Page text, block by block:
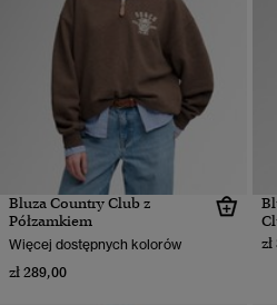
Bluza Country Club z
Półzamkiem
Więcej dostępnych kolorów
zł 289,00